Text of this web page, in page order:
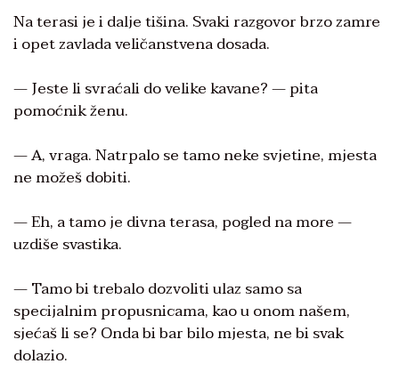
Na terasi je i dalje tišina. Svaki razgovor brzo zamre
i opet zavlada veličanstvena dosada.
— Jeste li svraćali do velike kavane? — pita
pomoćnik ženu.
— A, vraga. Natrpalo se tamo neke svjetine, mjesta
ne možeš dobiti.
— Eh, a tamo je divna terasa, pogled na more —
uzdiše svastika.
— Tamo bi trebalo dozvoliti ulaz samo sa
specijalnim propusnicama, kao u onom našem,
sjećaš li se? Onda bi bar bilo mjesta, ne bi svak
dolazio.